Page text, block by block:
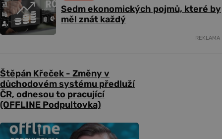
Sedm ekonomických pojmů, které by
měl znát každý
REKLAMA
Štěpán Křeček - Změny v
důchodovém systému předluží
ČR, odnesou to pracující
(OFFLINE Podpultovka)